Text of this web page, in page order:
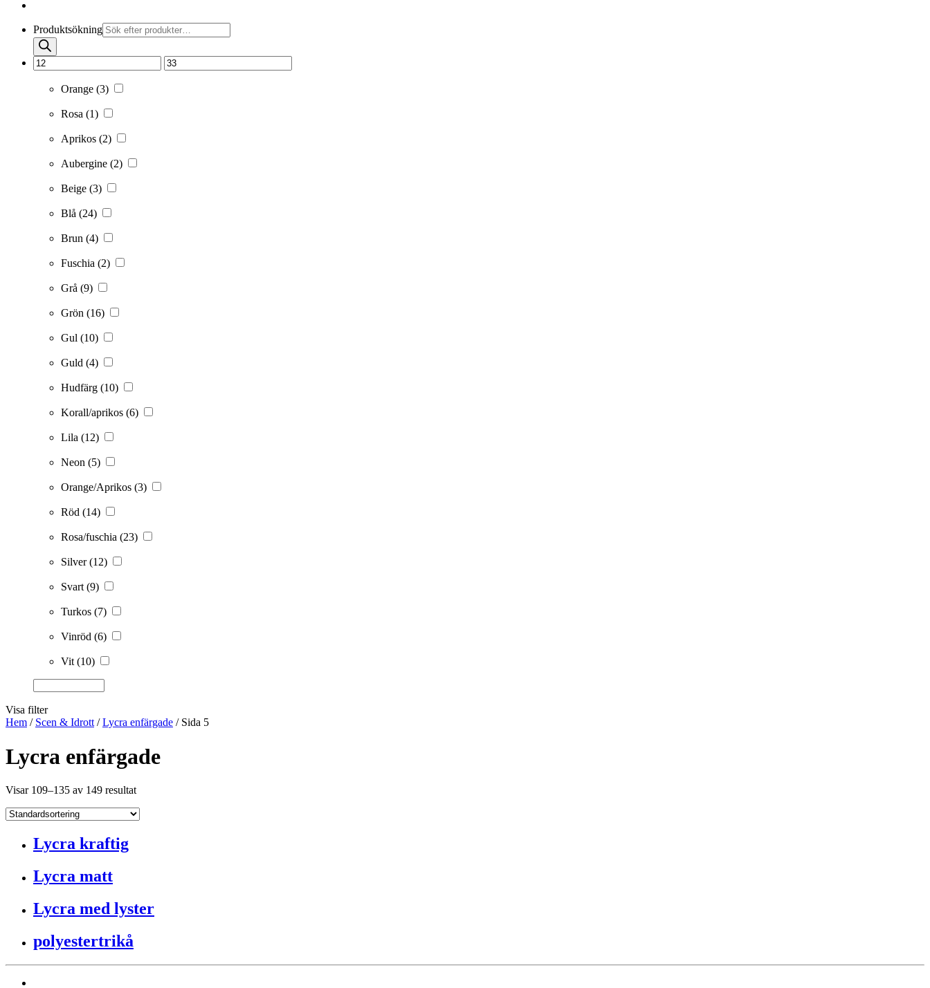
Produktsökning
Orange (3)
Rosa (1)
Aprikos (2)
Aubergine (2)
Beige (3)
Blå (24)
Brun (4)
Fuschia (2)
Grå (9)
Grön (16)
Gul (10)
Guld (4)
Hudfärg (10)
Korall/aprikos (6)
Lila (12)
Neon (5)
Orange/Aprikos (3)
Röd (14)
Rosa/fuschia (23)
Silver(12)
Svart(9)
Turkos (7)
Vinröd (6)
Vit(10)
Visa filter
Hem / Scen & Idrott/Lycra enfärgade / Sida 5
Lycra enfärgade
Visar 109–135 av 149 resultat
Lycra kraftig
Lycra matt
Lycra med lyster
polyestertrikå